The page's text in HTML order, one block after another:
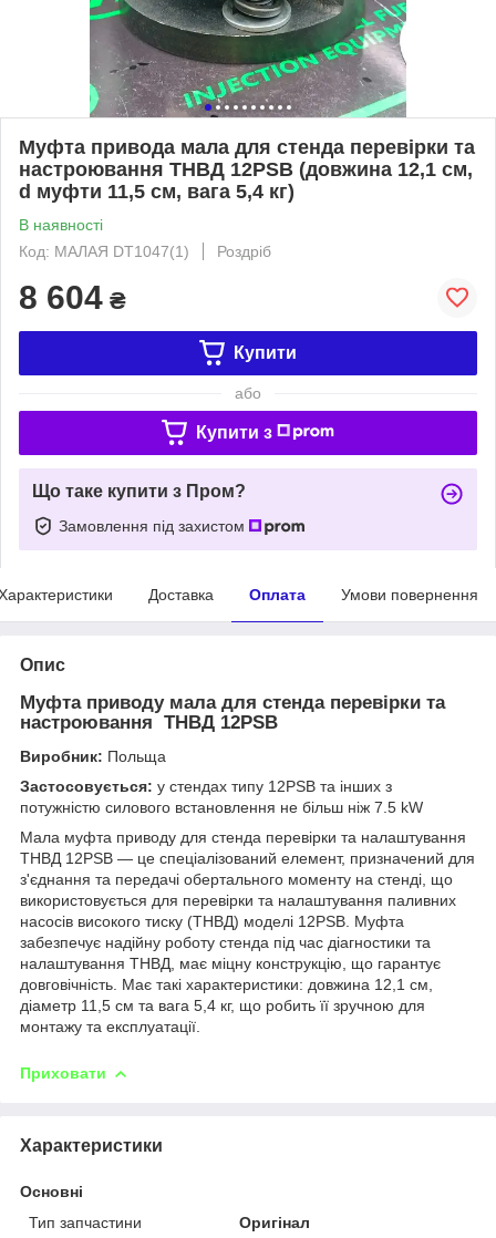
Муфта привода мала для стенда перевірки та
настроювання ТНВД 12PSB (довжина 12,1 см,
d муфти 11,5 см, вага 5,4 кг)
В наявності
Код: МАЛАЯ DT1047(1)
Роздріб
8 604 ₴
Купити
або
Купити з
Що таке купити з Пром?
Замовлення під захистом
Доставка Оплата Умови повернення
Опис
Муфта приводу мала для стенда перевірки та
настроювання ТНВД 12PSB
Виробник: Польща
Застосовується: у стендах типу 12PSB та інших з
потужністю силового встановлення не більш ніж 7.5 kW
Мала муфта приводу для стенда перевірки та налаштування
ТНВД 12PSB — це спеціалізований елемент, призначений для
з'єднання та передачі обертального моменту на стенді, що
використовується для перевірки та налаштування паливних
насосів високого тиску (ТНВД) моделі 12PSB. Муфта
забезпечує надійну роботу стенда під час діагностики та
налаштування ТНВД, має міцну конструкцію, що гарантує
довговічність. Має такі характеристики: довжина 12,1 см,
діаметр 11,5 см та вага 5,4 кг, що робить її зручною для
монтажу та експлуатації.
Приховати
Характеристики
Основні
Тип запчастини
Оригінал